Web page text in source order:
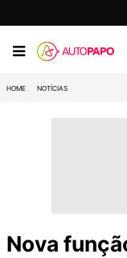
HOME NOTÍCIAS
Nova